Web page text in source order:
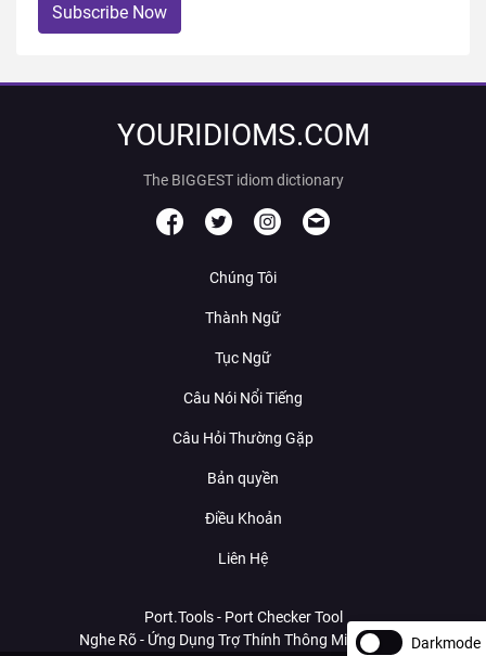
Subscribe Now
YOURIDIOMS.COM
The BIGGEST idiom dictionary
Chúng Tôi
Thành Ngữ
Tục Ngữ
Câu Nói Nổi Tiếng
Câu Hỏi Thường Gặp
Bản quyền
Điều Khoản
Liên Hệ
Port.Tools - Port Checker Tool
Nghe Rõ - Ứng Dụng Trợ Thính Thông Minh Với AI Darkmode